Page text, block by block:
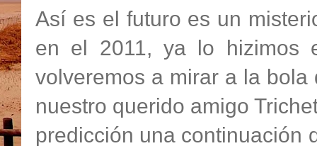
Así es el futuro es un
en el 2011, ya lo
volveremos a mirar a la
nuestro querido amigo
predicción una continuación